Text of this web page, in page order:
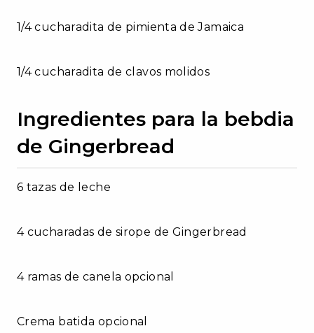
1/4 cucharadita de pimienta de Jamaica
1/4 cucharadita de clavos molidos
Ingredientes para la bebdia
de Gingerbread
6 tazas de leche
4 cucharadas de sirope de Gingerbread
4 ramas de canela opcional
Crema batida opcional